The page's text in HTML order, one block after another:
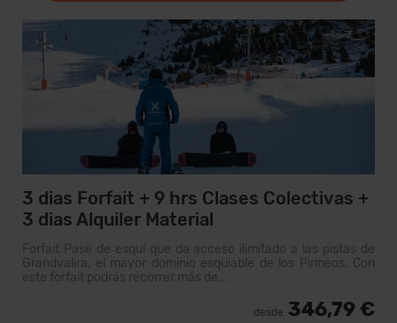
3 dias Forfait + 9 hrs Clases Colectivas +
3 dias Alquiler Material
Forfait Pase de esquí que da acceso ilimitado a las pistas de
Grandvalira, el mayor dominio esquiable de los Pirineos. Con
este forfait podrás recorrer más de...
desde 346,79 €